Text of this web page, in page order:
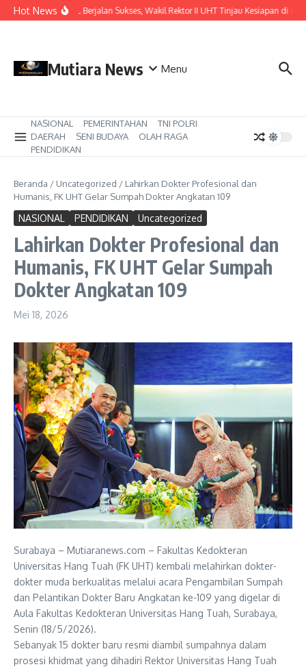
Lewati ke konten
Hot News
Pastikan ISIL Berjalan Sukses, Wakil Rektor II UHT Tinjau Kesiapan di KRI
Mutiara News Menu
NASIONAL PEMERINTAHAN
TNI POLRI
DAERAH
SENI BUDAYA
OLAH RAGA
PENDIDIKAN
Beranda / Uncategorized / Lahirkan Dokter Profesional dan
Humanis, FK UHT Gelar Sumpah Dokter Angkatan 109
NASIONAL PENDIDIKAN Uncategorized
Lahirkan Dokter Profesional dan
Humanis, FK UHT Gelar Sumpah
Dokter Angkatan 109
Mei 18, 2026
Surabaya – Mutiaranews.com – Fakultas Kedokteran
Universitas Hang Tuah (FK UHT) kembali melahirkan dokter-
dokter muda berkualitas melalui acara Pengambilan Sumpah
dan Pelantikan Dokter Baru Angkatan ke-109 yang digelar di
Aula Fakultas Kedokteran Universitas Hang Tuah, Surabaya,
Senin (18/5/2026).
Sebanyak 15 dokter baru resmi diambil sumpahnya dalam
prosesi khidmat yang dihadiri Rektor Universitas Hang Tuah